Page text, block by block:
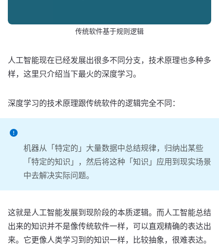
传统软件基于规则逻辑
人工智能现在已经发展出很多不同分支，技术原理也多种多
样，这里只介绍当下最火的深度学习。
深度学习的技术原理跟传统软件的逻辑完全不同：
机器从「特定的」大量数据中总结规律，归纳出某些
「特定的知识」，然后将这种「知识」应用到现实场景
中去解决实际问题。
这就是人工智能发展到现阶段的本质逻辑。而人工智能总结
出来的知识并不是像传统软件一样，可以直观精确的表达出
来。它更像人类学习到的知识一样，比较抽象，很难表达。